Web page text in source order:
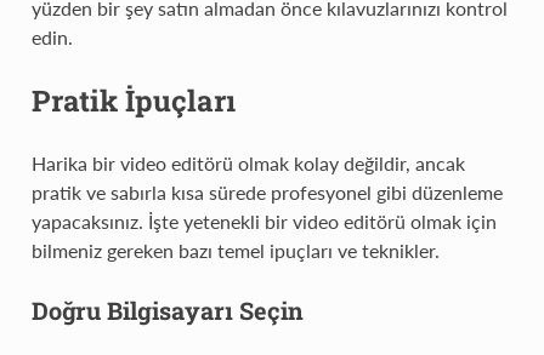
yüzden bir şey satın almadan önce kılavuzlarınızı kontrol
edin.
Pratik İpuçları
Harika bir video editörü olmak kolay değildir, ancak
pratik ve sabırla kısa sürede profesyonel gibi düzenleme
yapacaksınız. İşte yetenekli bir video editörü olmak için
bilmeniz gereken bazı temel ipuçları ve teknikler.
Doğru Bilgisayarı Seçin